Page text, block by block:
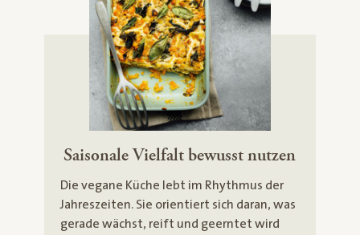
Saisonale Vielfalt bewusst nutzen
Die vegane Küche lebt im Rhythmus der
Jahreszeiten. Sie orientiert sich daran, was
gerade wächst, reift und geerntet wird